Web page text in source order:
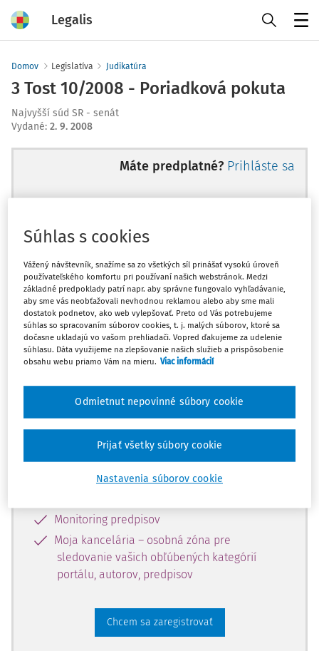
Legalis
Domov Legislatíva Judikatúra
3 Tost 10/2008 - Poriadková pokuta
Najvyšší súd SR - senát
Vydané: 2. 9. 2008
Máte predplatné? Prihláste sa
Ups, zatiaľ ste si prečítali len
začiatok...
Celý odborný obsah z tejto oblasti je
dostupný predplatiteľom portálu.
obsahu a získajte prístup na 10 dní
zdarma, stačí sa len zaregistrovať.
Vďaka registrácii získate prístup aj k
vybranému obsahu:
Monitoring predpisov
Moja kancelária – osobná zóna pre
sledovanie vašich obľúbených kategórií
portálu, autorov, predpisov
Chcem sa zaregistrovať
Súhlas s cookies
Vážený návštevník, snažíme sa zo všetkých síl prinášať vysokú úroveň
používateľského komfortu pri používaní našich webstránok. Medzi
základné predpoklady patrí napr. aby správne fungovalo vyhľadávanie,
aby sme vás neobťažovali nevhodnou reklamou alebo aby sme mali
dostatok podnetov, ako web vylepšovať. Preto od Vás potrebujeme
súhlas so spracovaním súborov cookies, t. j. malých súborov, ktoré sa
dočasne ukladajú vo vašom prehliadači. Vopred ďakujeme za udelenie
súhlasu. Dáta využijeme na zlepšovanie našich služieb a prispôsobenie
obsahu webu priamo Vám na mieru. Viac informácií
Nastavenia súborov cookie
Odmietnut nepovinné súbory cookie
Prijať všetky súbory cookie